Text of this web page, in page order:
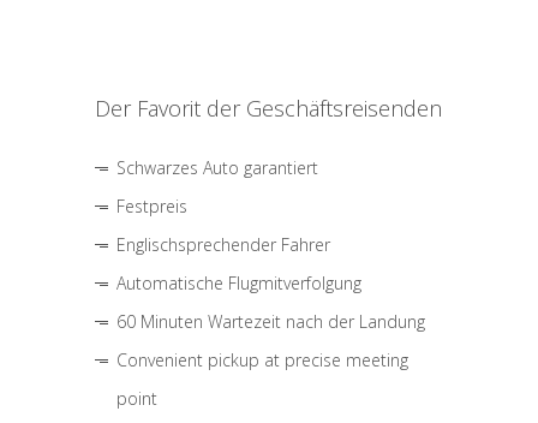
Der Favorit der Geschäftsreisenden
Schwarzes Auto garantiert
Festpreis
Englischsprechender Fahrer
Automatische Flugmitverfolgung
60 Minuten Wartezeit nach der Landung
Convenient pickup at precise meeting
point